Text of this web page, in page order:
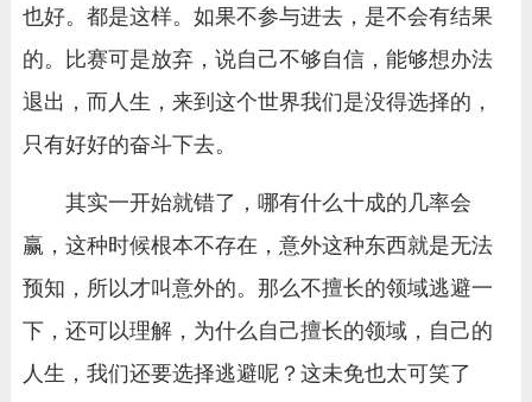
也好。都是这样。如果不参与进去，是不会有结果
的。比赛可是放弃，说自己不够自信，能够想办法
退出，而人生，来到这个世界我们是没得选择的，
只有好好的奋斗下去。
其实一开始就错了，哪有什么十成的几率会
赢，这种时候根本不存在，意外这种东西就是无法
预知，所以才叫意外的。那么不擅长的领域逃避一
下，还可以理解，为什么自己擅长的领域，自己的
人生，我们还要选择逃避呢？这未免也太可笑了